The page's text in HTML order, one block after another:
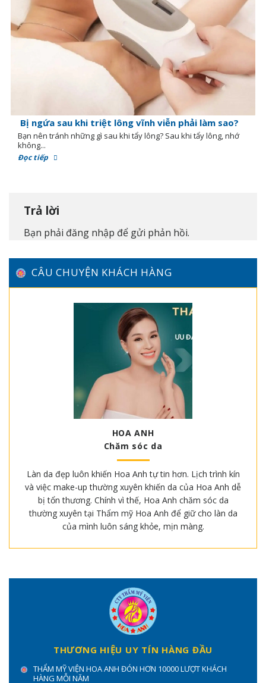
Bị ngứa sau khi triệt lông vĩnh viễn phải làm sao?
Bạn nên tránh những gì sau khi tẩy lông? Sau khi tẩy lông, nhớ
không...
Đọc tiếp
Trả lời
Bạn phải đăng nhập để gửi phản hồi.
CÂU CHUYỆN KHÁCH HÀNG
HOA ANH
Chăm sóc da
Làn da đẹp luôn khiến Hoa Anh tự tin hơn. Lịch trình kín
và việc make-up thường xuyên khiến da của Hoa Anh dễ
bị tổn thương. Chính vì thế, Hoa Anh chăm sóc da
thường xuyên tại Thẩm mỹ Hoa Anh để giữ cho làn da
của mình luôn sáng khỏe, mịn màng.
THƯƠNG HIỆU UY TÍN HÀNG ĐẦU
THẨM MỸ VIỆN HOA ANH ĐÓN HƠN 10000 LƯỢT KHÁCH
HÀNG MỖI NĂM